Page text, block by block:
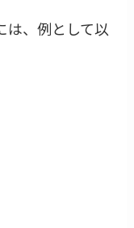
は、例として以